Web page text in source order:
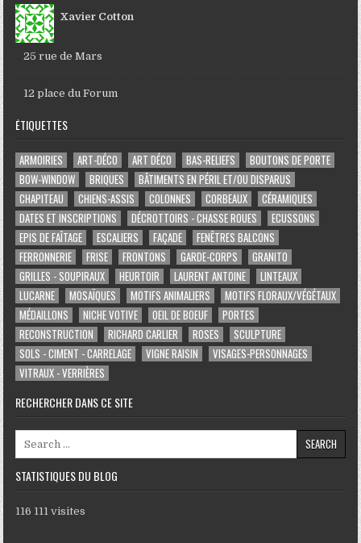
Xavier Cotton
25 rue de Mars
12 place du Forum
ÉTIQUETTES
ARMOIRIES ART-DÉCO ART DÉCO BAS-RELIEFS
BOUTONS DE PORTE
BOW-WINDOW
BRIQUES
BÂTIMENTS EN PÉRIL ET/OU DISPARUS
CHAPITEAU
CHIENS-ASSIS COLONNES CORBEAUX
CÉRAMIQUES
DATES ET INSCRIPTIONS
DÉCROTTOIRS - CHASSE ROUES
ECUSSONS
EPIS DE FAÎTAGE
ESCALIERS FAÇADE
FENÊTRES BALCONS
FERRONNERIE
FRISE FRONTONS GARDE-CORPS
GRANITO
GRILLES - SOUPIRAUX
HEURTOIR LAURENT ANTOINE
LINTEAUX
LUCARNE
MOSAÏQUES MOTIFS ANIMALIERS
MOTIFS FLORAUX/VÉGÉTAUX
MÉDAILLONS
NICHE VOTIVE OEIL DE BOEUF
PORTES
RECONSTRUCTION
RICHARD CARLIER ROSES
SCULPTURE
SOLS - CIMENT - CARRELAGE
VIGNE RAISIN
VISAGES-PERSONNAGES
VITRAUX - VERRIÈRES
RECHERCHER DANS CE SITE
Search for:
STATISTIQUES DU BLOG
116 111 visites